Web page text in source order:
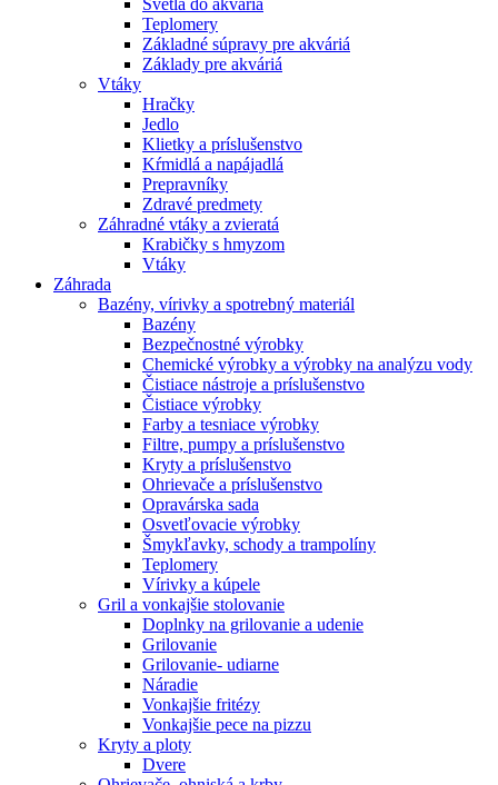
Teplomery
Základné súpravy pre akváriá
Základy pre akváriá
Vtáky
Hračky
Jedlo
Klietky a príslušenstvo
Kŕmidlá a napájadlá
Prepravníky
Zdravé predmety
Záhradné vtáky a zvieratá
Krabičky s hmyzom
Vtáky
Záhrada
Bazény, vírivky a spotrebný materiál
Bazény
Bezpečnostné výrobky
Chemické výrobky a výrobky na analýzu vody
Čistiace nástroje a príslušenstvo
Čistiace výrobky
Farby a tesniace výrobky
Filtre, pumpy a príslušenstvo
Kryty a príslušenstvo
Ohrievače a príslušenstvo
Opravárska sada
Osvetľovacie výrobky
Šmykľavky, schody a trampolíny
Teplomery
Vírivky a kúpele
Gril a vonkajšie stolovanie
Doplnky na grilovanie a udenie
Grilovanie
Grilovanie- udiarne
Náradie
Vonkajšie fritézy
Vonkajšie pece na pizzu
Kryty a ploty
Dvere